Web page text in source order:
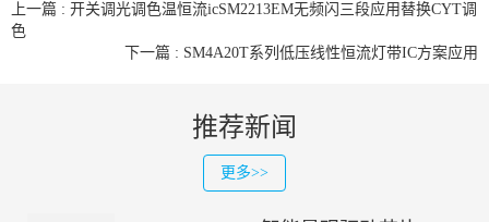
上一篇 : 开关调光调色温恒流icSM2213EM无频闪三段应用替换CYT调
色
下一篇 : SM4A20T系列低压线性恒流灯带IC方案应用
推荐新闻
更多>>